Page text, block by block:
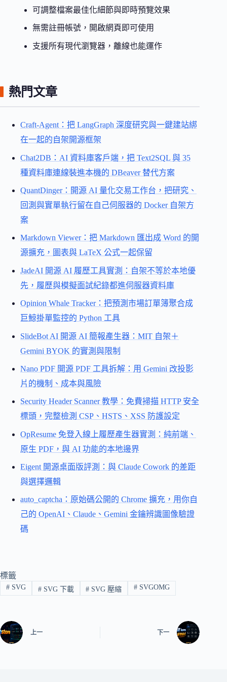
可調整檔案最佳化細節與即時預覽效果
無需註冊帳號，開啟網頁即可使用
支援所有現代瀏覽器，離線也能運作
熱門文章
Craft-Agent：把 LangGraph 深度研究與一鍵建站綁
在一起的自架開源框架
Chat2DB：AI 資料庫客戶端，把 Text2SQL 與 35
種資料庫連線裝進本機的 DBeaver 替代方案
QuantDinger：開源 AI 量化交易工作台，把研究、
回測與實單執行留在自己伺服器的 Docker 自架方
案
Markdown Viewer：把 Markdown 匯出成 Word 的開
源擴充，圖表與 LaTeX 公式一起保留
JadeAI 開源 AI 履歷工具實測：自架不等於本地優
先，履歷與模擬面試紀錄都進伺服器資料庫
Opinion Whale Tracker：把預測市場訂單簿聚合成
巨鯨掛單監控的 Python 工具
SlideBot AI 開源 AI 簡報產生器：MIT 自架＋
Gemini BYOK 的實測與限制
Nano PDF 開源 PDF 工具拆解：用 Gemini 改投影
片的機制、成本與風險
Security Header Scanner 教學：免費掃描 HTTP 安全
標頭，完整檢測 CSP、HSTS、XSS 防護設定
OpResume 免登入線上履歷產生器實測：純前端、
原生 PDF，與 AI 功能的本地邊界
Eigent 開源桌面版評測：與 Claude Cowork 的差距
與選擇邏輯
auto_captcha：原始碼公開的 Chrome 擴充，用你自
己的 OpenAI、Claude、Gemini 金鑰辨識圖像驗證
碼
標籤
#SVG #SVG 下載 # SVG 壓縮 # SVGOMG
上一 下一